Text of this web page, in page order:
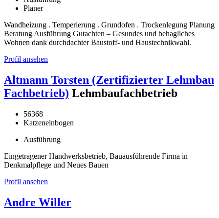
Planer
Wandheizung . Temperierung . Grundofen . Trockenlegung Planung
Beratung Ausführung Gutachten – Gesundes und behagliches
Wohnen dank durchdachter Baustoff- und Haustechnikwahl.
Profil ansehen
Altmann Torsten (Zertifizierter Lehmbau
Fachbetrieb) Lehmbaufachbetrieb
56368
Katzenelnbogen
Ausführung
Eingetragener Handwerksbetrieb, Bauausführende Firma in
Denkmalpflege und Neues Bauen
Profil ansehen
Andre Willer